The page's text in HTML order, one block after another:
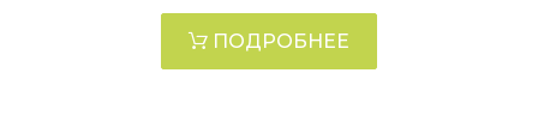
ПОДРОБНЕЕ